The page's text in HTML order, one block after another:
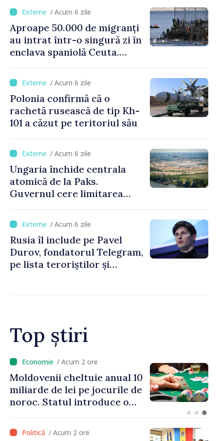
/ Acum 6 zile
Aproape 50.000 de migranți
au intrat într-o singură zi în
enclava spaniolă Ceuta.
Schengen cu Spania
/ Acum 6 zile
Polonia confirmă că o
rachetă rusească de tip Kh-
101 a căzut pe teritoriul său
/ Acum 6 zile
Ungaria închide centrala
atomică de la Paks.
Guvernul cere limitarea
/ Acum 6 zile
Rusia îl include pe Pavel
Durov, fondatorul Telegram,
pe lista teroriștilor și
Top știri
/ Acum 47 minute
Energocom: Deficit de
energie electrică în orele de
vârf; consumatorii sunt
/ Acum 2 ore